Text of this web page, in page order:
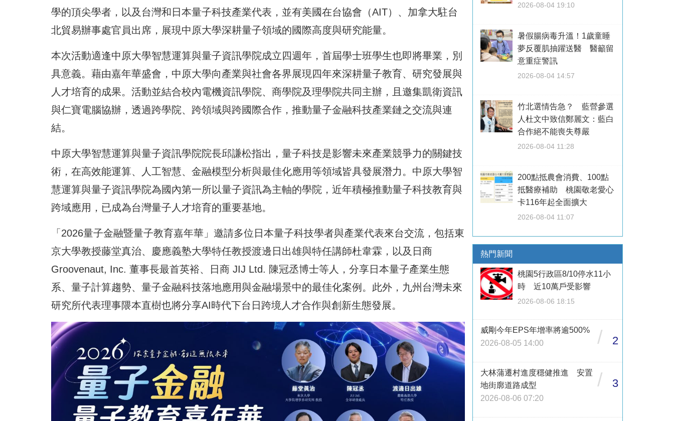
學的頂尖學者，以及台灣和日本量子科技產業代表，並有美國在台協會（AIT）、加拿大駐台
北貿易辦事處官員出席，展現中原大學深耕量子領域的國際高度與研究能量。
本次活動適逢中原大學智慧運算與量子資訊學院成立四週年，首屆學士班學生也即將畢業，別
具意義。藉由嘉年華盛會，中原大學向產業與社會各界展現四年來深耕量子教育、研究發展與
人才培育的成果。活動並結合校內電機資訊學院、商學院及理學院共同主辦，且邀集凱衛資訊
與仁寶電腦協辦，透過跨學院、跨領域與跨國際合作，推動量子金融科技產業鏈之交流與連
結。
中原大學智慧運算與量子資訊學院院長邱謙松指出，量子科技是影響未來產業競爭力的關鍵技
術，在高效能運算、人工智慧、金融模型分析與最佳化應用等領域皆具發展潛力。中原大學智
慧運算與量子資訊學院為國內第一所以量子資訊為主軸的學院，近年積極推動量子科技教育與
跨域應用，已成為台灣量子人才培育的重要基地。
「2026量子金融暨量子教育嘉年華」邀請多位日本量子科技學者與產業代表來台交流，包括東
京大學教授藤堂真治、慶應義塾大學特任教授渡邊日出雄與特任講師杜韋霖，以及日商
Groovenaut, Inc. 董事長最首英裕、日商 JIJ Ltd. 陳冠丞博士等人，分享日本量子產業生態
系、量子計算趨勢、量子金融科技落地應用與金融場景中的最佳化案例。此外，九州台灣未來
研究所代表理事隈本直樹也將分享AI時代下台日跨境人才合作與創新生態發展。
2026-08-04 19:10
暑假腸病毒升溫！1歲童睡
夢反覆肌抽躍送醫 醫籲留
意重症警訊
2026-08-04 14:57
竹北選情告急？ 藍營參選
人杜文中致信鄭麗文：藍白
合作絕不能喪失尊嚴
2026-08-04 11:28
200點抵農會消費、100點
抵醫療補助 桃園敬老愛心
卡116年起全面擴大
2026-08-04 11:07
熱門新聞
桃園5行政區8/10停水11小
時 近10萬戶受影響
2026-08-06 18:15
威剛今年EPS年增率將逾500%
2026-08-05 14:00
/ 2
大林蒲遷村進度穩健推進 安置
地街廓道路成型
2026-08-06 07:20
/ 3